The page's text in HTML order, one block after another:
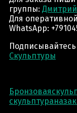
группы:
Для
WhatsApp:
Скульптуры